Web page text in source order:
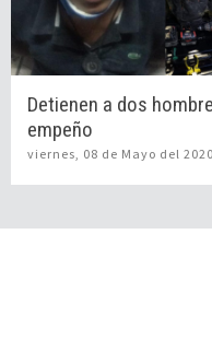
Detienen a dos
empeño
viernes, 08 de Mayo del 2020